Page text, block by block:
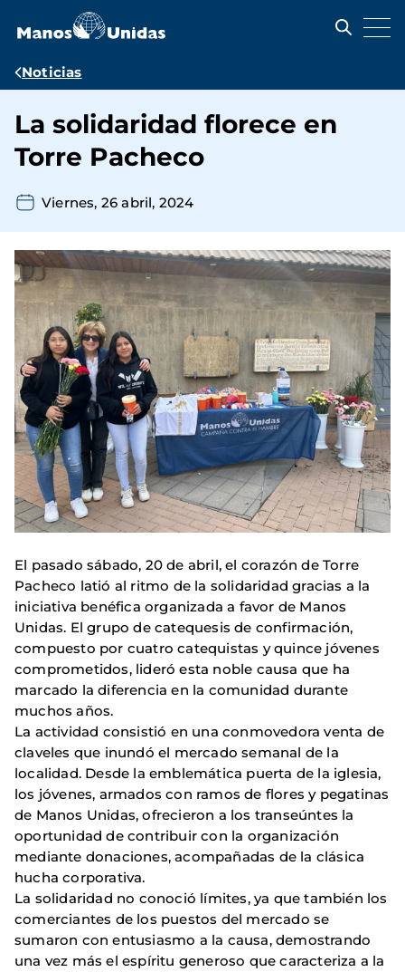
contenido
Ruta
navegación
Noticias
La solidaridad florece en
Torre Pacheco
Viernes, 26 abril, 2024
El pasado sábado, 20 de abril, el corazón de Torre
Pacheco latió al ritmo de la solidaridad gracias a la
iniciativa benéfica organizada a favor de Manos
Unidas. El grupo de catequesis de confirmación,
compuesto por cuatro catequistas y quince jóvenes
comprometidos, lideró esta noble causa que ha
marcado la diferencia en la comunidad durante
muchos años.
La actividad consistió en una conmovedora venta de
claveles que inundó el mercado semanal de la
localidad. Desde la emblemática puerta de la iglesia,
los jóvenes, armados con ramos de flores y pegatinas
de Manos Unidas, ofrecieron a los transeúntes la
oportunidad de contribuir con la organización
mediante donaciones, acompañadas de la clásica
hucha corporativa.
La solidaridad no conoció límites, ya que también los
comerciantes de los puestos del mercado se
sumaron con entusiasmo a la causa, demostrando
una vez más el espíritu generoso que caracteriza a la